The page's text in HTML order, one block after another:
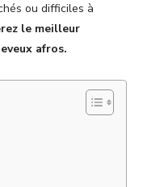
ou difficiles à
le meilleur
afros.